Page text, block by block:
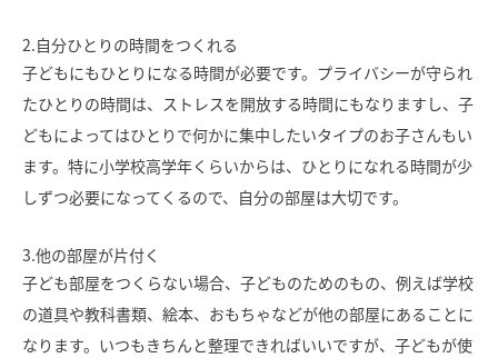
2.自分ひとりの時間をつくれる
子どもにもひとりになる時間が必要です。プライバシーが守られ
たひとりの時間は、ストレスを開放する時間にもなりますし、子
どもによってはひとりで何かに集中したいタイプのお子さんもい
ます。特に小学校高学年くらいからは、ひとりになれる時間が少
しずつ必要になってくるので、自分の部屋は大切です。
3.他の部屋が片付く
子ども部屋をつくらない場合、子どものためのもの、例えば学校
の道具や教科書類、絵本、おもちゃなどが他の部屋にあることに
なります。いつもきちんと整理できればいいですが、子どもが使